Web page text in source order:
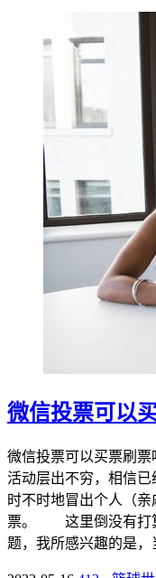
微信投票可以
微信投票可以买票刷
活动层出不穷，相信
时不时地冒出个人（
票。 这里倒没有打算
题，我所感兴趣的是，